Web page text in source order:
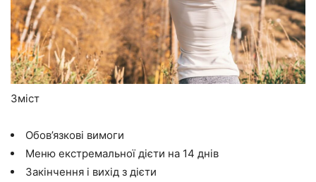
Зміст
Обов’язкові вимоги
Меню екстремальної дієти на 14 днів
Закінчення і вихід з дієти